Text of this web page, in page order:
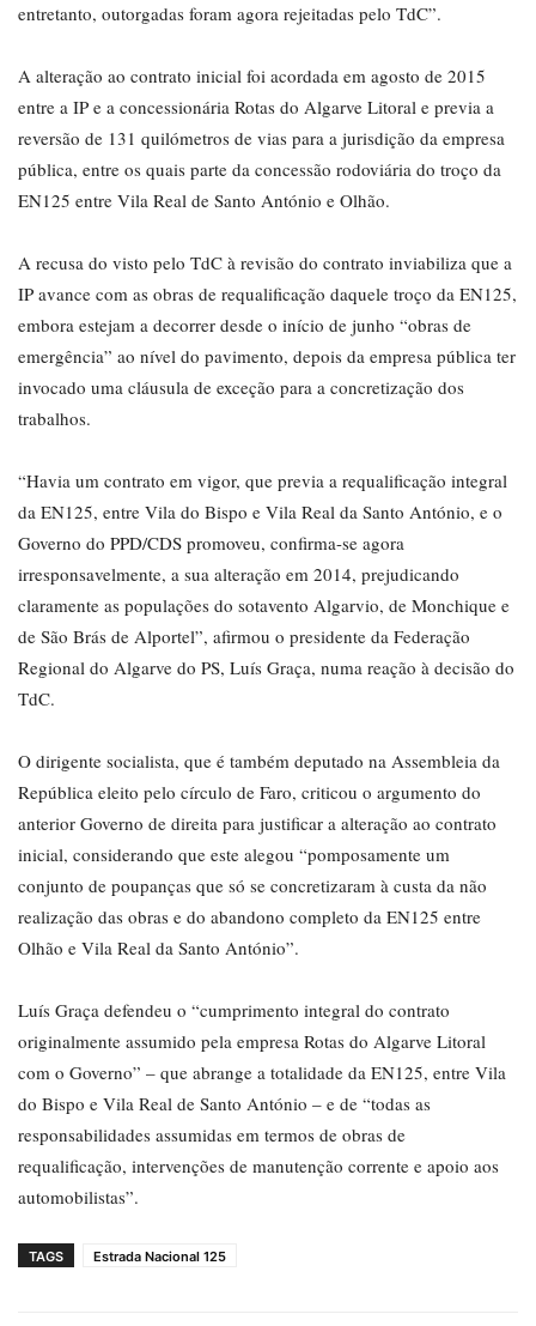
entretanto, outorgadas foram agora rejeitadas pelo TdC”.
A alteração ao contrato inicial foi acordada em agosto de 2015
entre a IP e a concessionária Rotas do Algarve Litoral e previa a
reversão de 131 quilómetros de vias para a jurisdição da empresa
pública, entre os quais parte da concessão rodoviária do troço da
EN125 entre Vila Real de Santo António e Olhão.
A recusa do visto pelo TdC à revisão do contrato inviabiliza que a
IP avance com as obras de requalificação daquele troço da EN125,
embora estejam a decorrer desde o início de junho “obras de
emergência” ao nível do pavimento, depois da empresa pública ter
invocado uma cláusula de exceção para a concretização dos
trabalhos.
“Havia um contrato em vigor, que previa a requalificação integral
da EN125, entre Vila do Bispo e Vila Real da Santo António, e o
Governo do PPD/CDS promoveu, confirma-se agora
irresponsavelmente, a sua alteração em 2014, prejudicando
claramente as populações do sotavento Algarvio, de Monchique e
de São Brás de Alportel”, afirmou o presidente da Federação
Regional do Algarve do PS, Luís Graça, numa reação à decisão do
TdC.
O dirigente socialista, que é também deputado na Assembleia da
República eleito pelo círculo de Faro, criticou o argumento do
anterior Governo de direita para justificar a alteração ao contrato
inicial, considerando que este alegou “pomposamente um
conjunto de poupanças que só se concretizaram à custa da não
realização das obras e do abandono completo da EN125 entre
Olhão e Vila Real da Santo António”.
Luís Graça defendeu o “cumprimento integral do contrato
originalmente assumido pela empresa Rotas do Algarve Litoral
com o Governo” – que abrange a totalidade da EN125, entre Vila
do Bispo e Vila Real de Santo António – e de “todas as
responsabilidades assumidas em termos de obras de
requalificação, intervenções de manutenção corrente e apoio aos
automobilistas”.
TAGS Estrada Nacional 125